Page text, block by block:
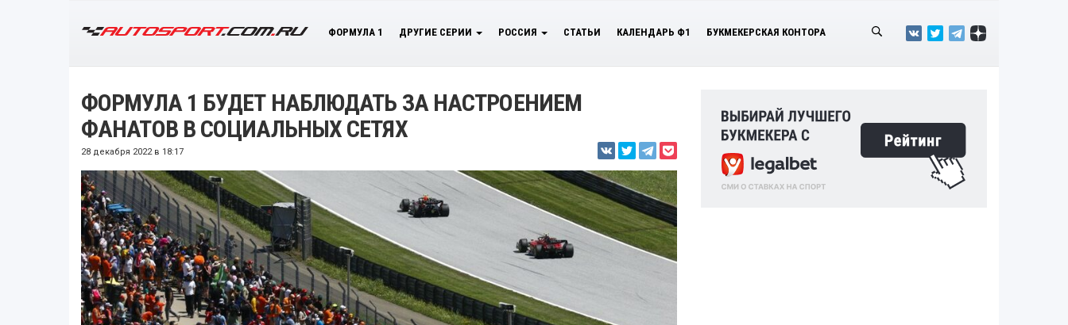
ФОРМУЛА 1 ДРУГИЕ СЕРИИ РОССИЯ СТАТЬИ КАЛЕНДАРЬ Ф1 БУКМЕКЕРСКАЯ КОНТОРА
ФОРМУЛА 1 БУДЕТ НАБЛЮДАТЬ ЗА НАСТРОЕНИЕМ
ФАНАТОВ В СОЦИАЛЬНЫХ СЕТЯХ
28 декабря 2022 в 18:17